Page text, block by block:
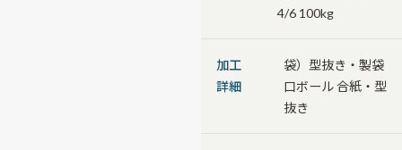
4/6 100kg
加工
詳細
袋）型抜き・製袋
口ボール 合紙・型
抜き